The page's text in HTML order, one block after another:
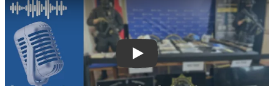
Play: Gran operativo antidroga en